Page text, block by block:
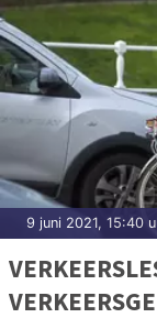
9 juni 2021, 15:40